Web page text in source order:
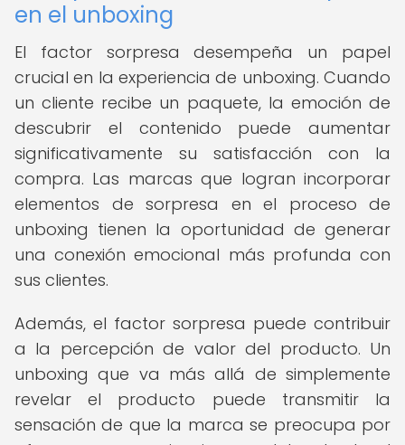
en el unboxing
El factor sorpresa desempeña un papel
crucial en la experiencia de unboxing. Cuando
un cliente recibe un paquete, la emoción de
descubrir el contenido puede aumentar
significativamente su satisfacción con la
compra. Las marcas que logran incorporar
elementos de sorpresa en el proceso de
unboxing tienen la oportunidad de generar
una conexión emocional más profunda con
sus clientes.
Además, el factor sorpresa puede contribuir
a la percepción de valor del producto. Un
unboxing que va más allá de simplemente
revelar el producto puede transmitir la
sensación de que la marca se preocupa por